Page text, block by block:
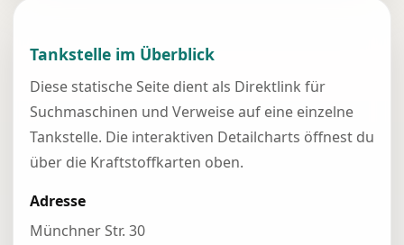
Tankstelle im Überblick
Diese statische Seite dient als Direktlink für
Suchmaschinen und Verweise auf eine einzelne
Tankstelle. Die interaktiven Detailcharts öffnest du
über die Kraftstoffkarten oben.
Adresse
Münchner Str. 30